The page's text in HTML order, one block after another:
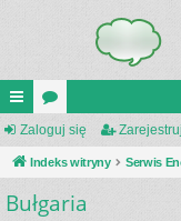
UI
C
K
or
a
Zaloguj się
Indeks witryny
Bułgaria